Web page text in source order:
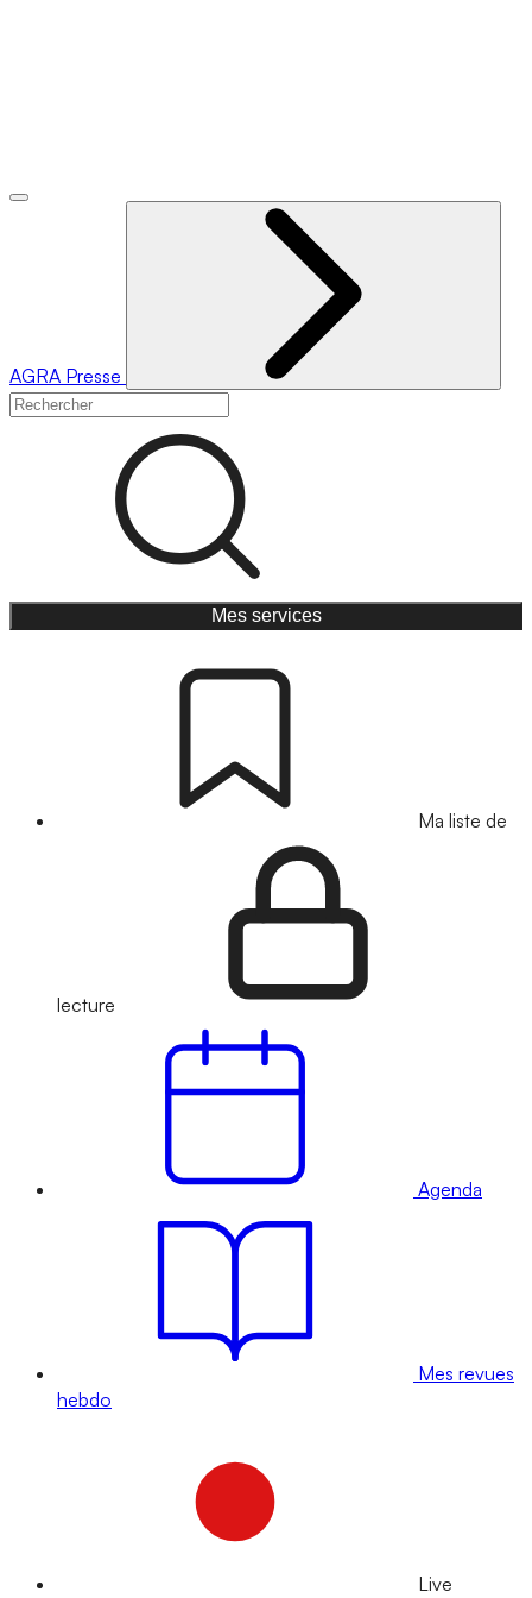
AGRA Presse
Mes services
Ma liste de
lecture
Agenda
Mes revues
hebdo
Live